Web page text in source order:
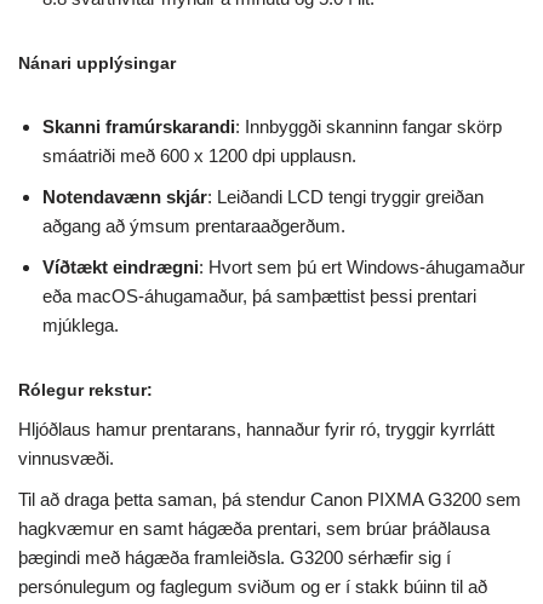
Nánari upplýsingar
Skanni framúrskarandi: Innbyggði skanninn fangar skörp
smáatriði með 600 x 1200 dpi upplausn.
Notendavænn skjár: Leiðandi LCD tengi tryggir greiðan
aðgang að ýmsum prentaraaðgerðum.
Víðtækt eindrægni: Hvort sem þú ert Windows-áhugamaður
eða macOS-áhugamaður, þá samþættist þessi prentari
mjúklega.
Rólegur rekstur:
Hljóðlaus hamur prentarans, hannaður fyrir ró, tryggir kyrrlátt
vinnusvæði.
Til að draga þetta saman, þá stendur Canon PIXMA G3200 sem
hagkvæmur en samt hágæða prentari, sem brúar þráðlausa
þægindi með hágæða framleiðsla. G3200 sérhæfir sig í
persónulegum og faglegum sviðum og er í stakk búinn til að